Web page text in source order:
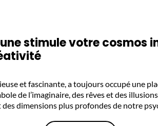
stimule votre cosmos
et fascinante, a toujours occupé une
de l’imaginaire, des rêves et des
dimensions plus profondes de notre